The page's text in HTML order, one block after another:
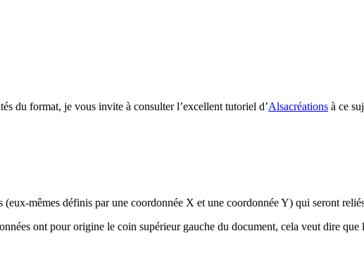
du format, je vous invite à consulter l’excellent tutoriel d’Alsacréations à ce
mêmes définis par une coordonnée X et une coordonnée Y) qui seront
ont pour origine le coin supérieur gauche du document, cela veut dire